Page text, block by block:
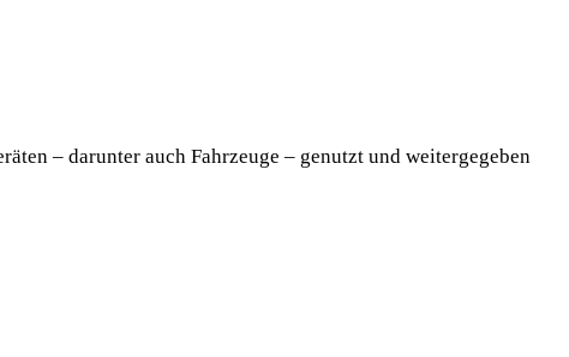
– darunter auch Fahrzeuge – genutzt und weitergegeben